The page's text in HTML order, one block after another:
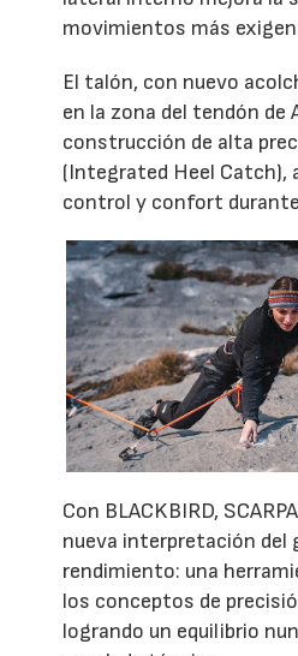
movimientos más
El talón, con nuevo
en la zona del tendón de
construcción de alta
(Integrated Heel Catch),
control y confort
Con BLACKBIRD,
nueva interpretación del
rendimiento: una
los conceptos de
logrando un equilibrio